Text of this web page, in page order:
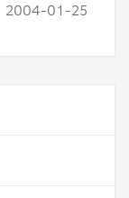
2004-01-25